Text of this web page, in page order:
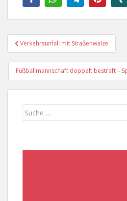
Beitragsnavigation
Verkehrsunfall mit Straßenwalze
Fußballmannschaft doppelt bestraft –
Suche